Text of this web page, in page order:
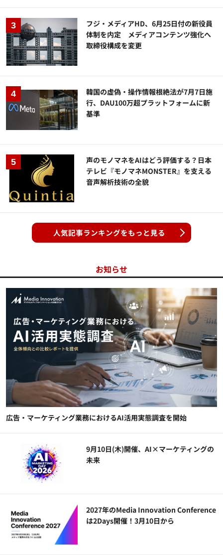
フジ・メディアHD、6月25日付の新役員
体制を内定 メディアコンテンツ強化へ
取締役構成を変更
韓国の虚偽・操作情報根絶法が7月7日施
行、DAU100万超プラットフォームに新
基準
声のモノマネをAIはどう評価する？日本
テレビ『モノマネMONSTER』を支える
音声解析技術の全貌
人気記事ランキングをもっと見る
お知らせ
広告・マーケティング業務におけるAI活用実態調査を開始
9月10日(木)開催、AI×マーケティングの
未来
2027年のMedia Innovation Conference
は2Days開催！3月10日から